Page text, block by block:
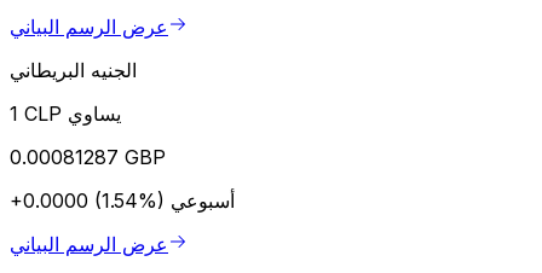
عرض الرسم البياني
الجنيه البريطاني
1 CLP يساوي
0.00081287 GBP
+0.0000 (1.54%) أسبوعي
عرض الرسم البياني